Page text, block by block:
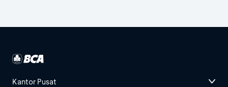
Kantor Pusat